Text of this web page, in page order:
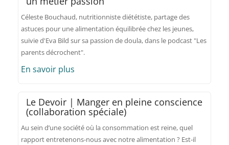
Céleste Bouchaud, nutritionniste diététiste, partage des
astuces pour une alimentation équilibrée chez les jeunes,
suivie d'Eva Bild sur sa passion de doula, dans le podcast "Les
parents décrochent".
En savoir plus
Le Devoir | Manger en pleine conscience
(collaboration spéciale)
Au sein d’une société où la consommation est reine, quel
rapport entretenons-nous avec notre alimentation ? Est-il